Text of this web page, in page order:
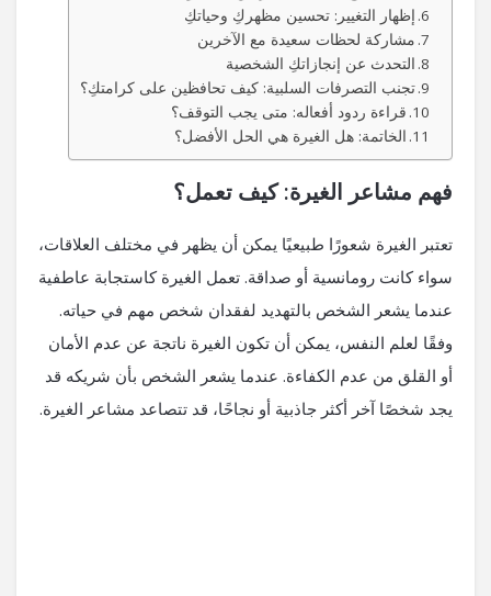
إظهار التغيير: تحسين مظهركِ وحياتكِ
مشاركة لحظات سعيدة مع الآخرين
التحدث عن إنجازاتكِ الشخصية
تجنب التصرفات السلبية: كيف تحافظين على كرامتكِ؟
قراءة ردود أفعاله: متى يجب التوقف؟
الخاتمة: هل الغيرة هي الحل الأفضل؟
فهم مشاعر الغيرة: كيف تعمل؟
تعتبر الغيرة شعورًا طبيعيًا يمكن أن يظهر في مختلف العلاقات،
سواء كانت رومانسية أو صداقة. تعمل الغيرة كاستجابة عاطفية
عندما يشعر الشخص بالتهديد لفقدان شخص مهم في حياته.
وفقًا لعلم النفس، يمكن أن تكون الغيرة ناتجة عن عدم الأمان
أو القلق من عدم الكفاءة. عندما يشعر الشخص بأن شريكه قد
يجد شخصًا آخر أكثر جاذبية أو نجاحًا، قد تتصاعد مشاعر الغيرة.